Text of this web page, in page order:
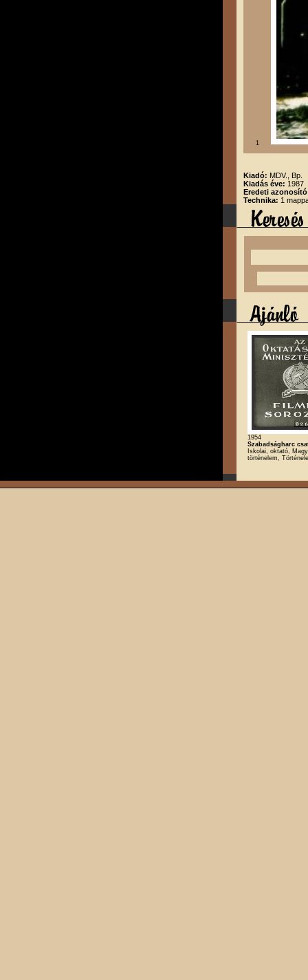
1
Kiadó: MDV., Bp.
Kiadás éve: 1987
Eredeti
Technika: 1
1954
Szabadságharc
Iskolai, oktató,
történelem,